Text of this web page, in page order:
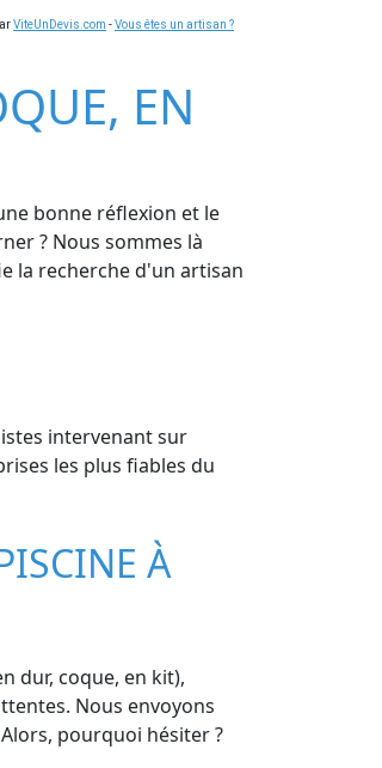
ViteUnDevis.com -Vous êtes un artisan ?
EN
bonne réflexion et le
? Nous sommes là
la recherche d'un artisan
intervenant sur
les plus fiables du
À
dur, coque, en kit),
Nous envoyons
pourquoi hésiter ?